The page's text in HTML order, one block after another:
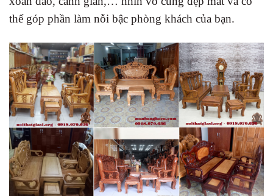
thể góp phần làm nỗi bậc phòng khách của bạn.